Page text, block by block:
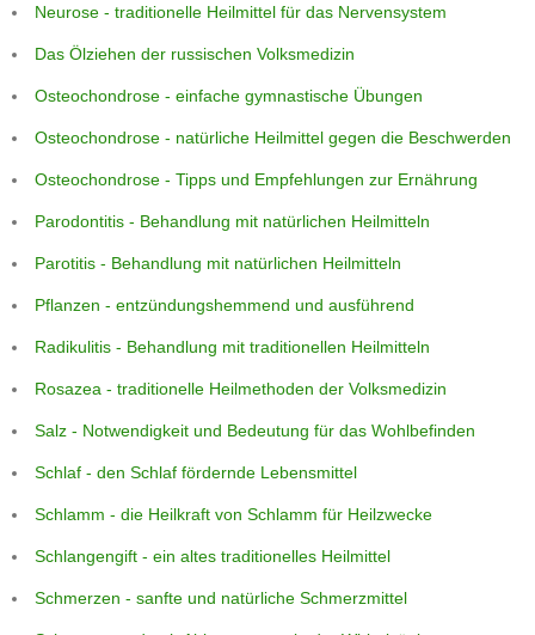
Neurose - traditionelle Heilmittel für das Nervensystem
Das Ölziehen der russischen Volksmedizin
Osteochondrose - einfache gymnastische Übungen
Osteochondrose - natürliche Heilmittel gegen die Beschwerden
Osteochondrose - Tipps und Empfehlungen zur Ernährung
Parodontitis - Behandlung mit natürlichen Heilmitteln
Parotitis - Behandlung mit natürlichen Heilmitteln
Pflanzen - entzündungshemmend und ausführend
Radikulitis - Behandlung mit traditionellen Heilmitteln
Rosazea - traditionelle Heilmethoden der Volksmedizin
Salz - Notwendigkeit und Bedeutung für das Wohlbefinden
Schlaf - den Schlaf fördernde Lebensmittel
Schlamm - die Heilkraft von Schlamm für Heilzwecke
Schlangengift - ein altes traditionelles Heilmittel
Schmerzen - sanfte und natürliche Schmerzmittel